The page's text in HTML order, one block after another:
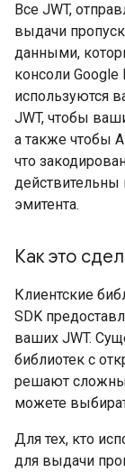
Все JWT,
выдачи
данными,
консоли
используются
JWT, чтобы
а также чтобы
что
действительны
эмитента.
Как это
Клиентские
SDK
ваших JWT.
библиотек с
решают
можете
Для тех, кто
для выдачи